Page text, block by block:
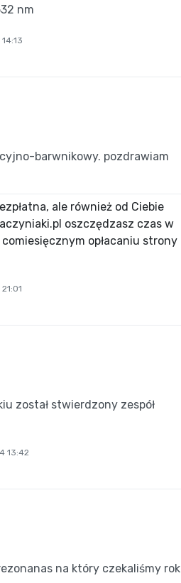
nm
barwnikowy. pozdrawiam
ale również od Ciebie
oszczędzasz czas w
opłacaniu strony
został stwierdzony zespół
13:42
na który czekaliśmy rok